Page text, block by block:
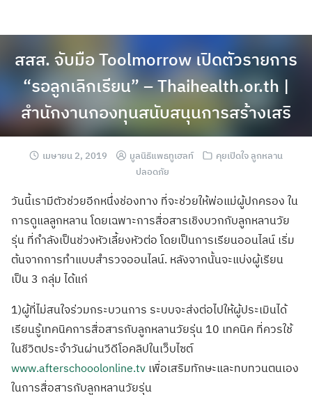
สสส. จับมือ Toolmorrow เปิดตัวรายการ
“รอลูกเลิกเรียน” – Thaihealth.or.th |
สำนักงานกองทุนสนับสนุนการสร้างเสริ
เมษายน 2, 2019 มูลนิธิแพธทูเฮลท์
คุยเปิดใจ ลูกหลาน
ปลอดภัย
วันนี้เรามีตัวช่วยอีกหนึ่งช่องทาง ที่จะช่วยให้พ่อแม่ผู้ปกครอง ใน
การดูแลลูกหลาน โดยเฉพาะการสื่อสารเชิงบวกกับลูกหลานวัย
รุ่น ที่กำลังเป็นช่วงหัวเลี้ยงหัวต่อ โดยเป็นการเรียนออนไลน์ เริ่ม
ต้นจากการทำแบบสำรวจออนไลน์. หลังจากนั้นจะแบ่งผู้เรียน
เป็น 3 กลุ่ม ได้แก่
1)ผู้ที่ไม่สนใจร่วมกระบวนการ ระบบจะส่งต่อไปให้ผู้ประเมินได้
เรียนรู้เทคนิคการสื่อสารกับลูกหลานวัยรุ่น 10 เทคนิค ที่ควรใช้
ในชีวิตประจำวันผ่านวีดีโอคลิปในเว็บไซต์
www.afterschooolonline.tv เพื่อเสริมทักษะและทบทวนตนเอง
ในการสื่อสารกับลูกหลานวัยรุ่น